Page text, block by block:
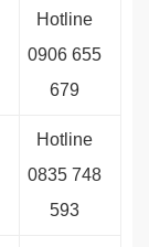
Hotline
0906 655
679
Hotline
0835 748
593